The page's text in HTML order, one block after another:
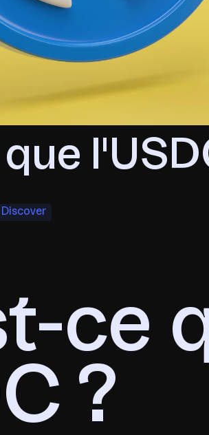
Discover
ce
?